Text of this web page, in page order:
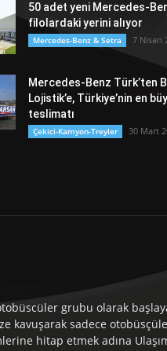
50 adet yeni Mercedes-
filolardaki yerini alıyor
Mercedes-Benz & Setra 7 Nisan
Mercedes-Benz Türk’ten
Lojistik’e, Türkiye’nin en
teslimatı
Çekici-Kamyon-Treyler 30 Mart
grubu olarak
kavuşarak sadece
hitap etmek adına